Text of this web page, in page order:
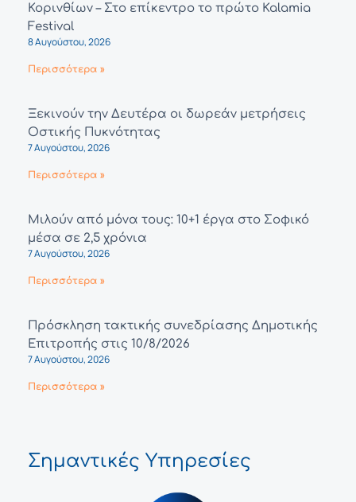
Κορινθίων – Στο επίκεντρο το πρώτο Kalamia
Festival
8 Αυγούστου, 2026
Περισσότερα »
Ξεκινούν την Δευτέρα οι δωρεάν μετρήσεις
Οστικής Πυκνότητας
7 Αυγούστου, 2026
Περισσότερα »
Μιλούν από μόνα τους: 10+1 έργα στο Σοφικό
μέσα σε 2,5 χρόνια
7 Αυγούστου, 2026
Περισσότερα »
Πρόσκληση τακτικής συνεδρίασης Δημοτικής
Επιτροπής στις 10/8/2026
7 Αυγούστου, 2026
Περισσότερα »
Σημαντικές Υπηρεσίες